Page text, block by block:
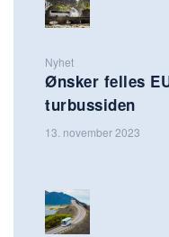
Nyhet
Ønsker felles
turbussiden
13. november 2023